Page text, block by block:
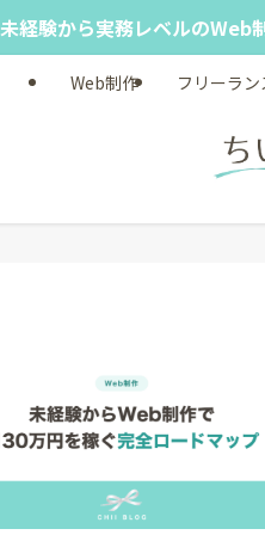
未経験から実務レベルのWeb
Web制作 フリーラン